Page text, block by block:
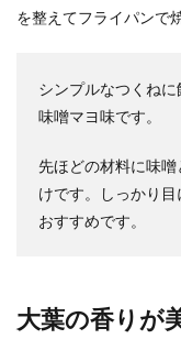
を整えてフライパンで
シンプルなつくねに
味噌マヨ味です。
先ほどの材料に味
けです。しっかり
おすすめです。
大葉の香りが